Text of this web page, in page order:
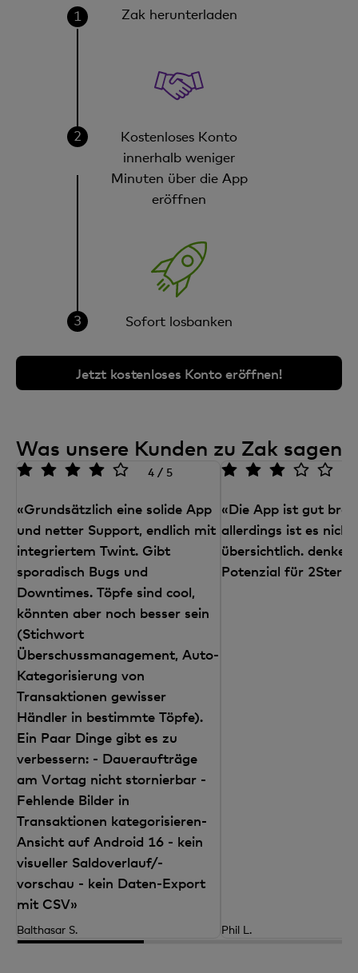
Zak herunterladen
Kostenloses Konto
innerhalb weniger
Minuten über die App
eröffnen
Sofort losbanken
Jetzt kostenloses Konto eröffnen!
Was unsere Kunden zu Zak sagen
4 / 5
«Grundsätzlich eine solide App
und netter Support, endlich mit
integriertem Twint. Gibt
sporadisch Bugs und
Downtimes. Töpfe sind cool,
könnten aber noch besser sein
(Stichwort
Überschussmanagement, Auto-
Kategorisierung von
Transaktionen gewisser
Händler in bestimmte Töpfe).
Ein Paar Dinge gibt es zu
verbessern: - Daueraufträge
am Vortag nicht stornierbar -
Fehlende Bilder in
Transaktionen kategorisieren-
Ansicht auf Android 16 - kein
visueller Saldoverlauf/-
vorschau - kein Daten-Export
mit CSV»
Balthasar S.
«Die App ist gut
allerdings ist es nicht
übersichtlich. denke
Potenzial für
Phil L.